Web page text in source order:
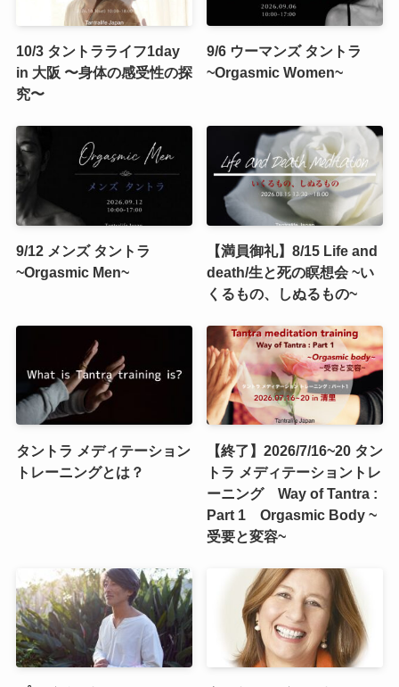
10/3 タントラライフ1day
in 大阪 〜身体の感受性の探
究〜
9/6 ウーマンズ タントラ
~Orgasmic Women~
9/12 メンズ タントラ
~Orgasmic Men~
【満員御礼】8/15 Life and
death/生と死の瞑想会 ~い
くるもの、しぬるもの~
タントラ メディテーション
トレーニングとは？
【終了】2026/7/16~20 タン
トラ メディテーショントレ
ーニング Way of Tantra :
Part 1 Orgasmic Body ~
受要と変容~